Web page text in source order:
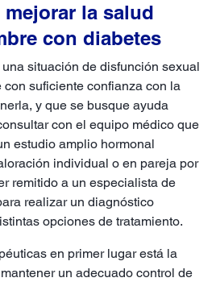
la salud
con diabetes
situación de disfunción sexual
suficiente confianza con la
y que se busque ayuda
con el equipo médico que
estudio amplio hormonal
individual o en pareja por
remitido a un especialista de
realizar un diagnóstico
opciones de tratamiento.
en primer lugar está la
un adecuado control de